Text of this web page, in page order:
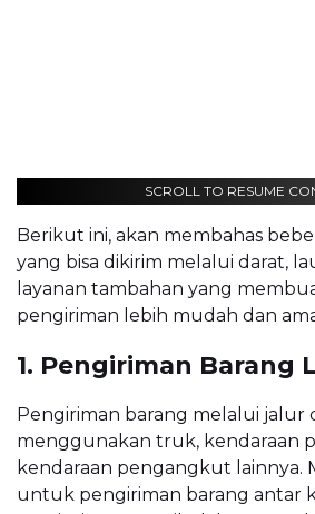
SCROLL TO RESUME
Berikut ini, akan membahas
yang bisa dikirim melalui darat,
layanan tambahan yang
pengiriman lebih mudah dan
1. Pengiriman Barang
Pengiriman barang melalui jalur
menggunakan truk, kendaraan
kendaraan pengangkut lainnya.
untuk pengiriman barang antar